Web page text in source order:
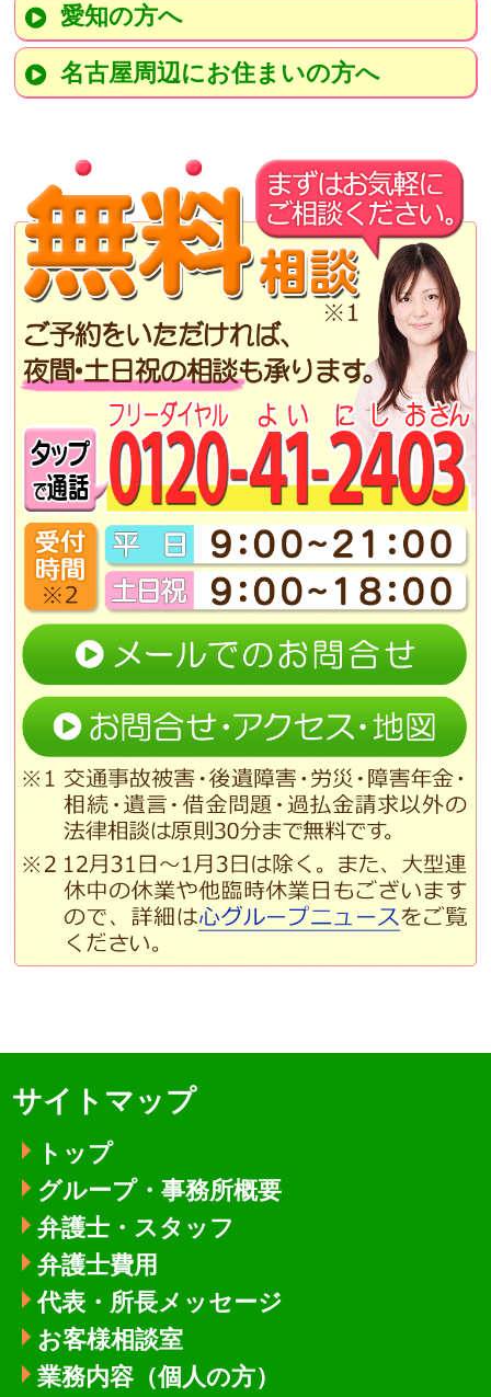
愛知の方へ
名古屋周辺にお住まいの方へ
サイトマップ
トップ
グループ・事務所概要
弁護士・スタッフ
弁護士費用
代表・所長メッセージ
お客様相談室
業務内容（個人の方）